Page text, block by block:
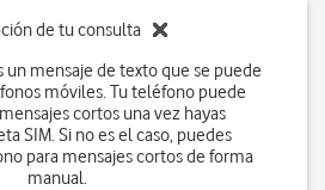
de tu consulta
un mensaje de texto que se puede
móviles. Tu teléfono puede
cortos una vez hayas
SIM. Si no es el caso, puedes
para mensajes cortos de forma
manual.